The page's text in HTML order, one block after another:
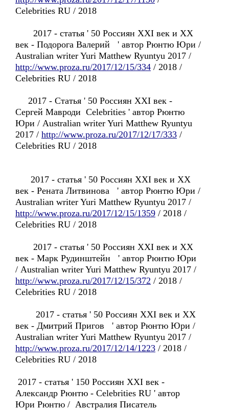
Celebrities RU / 2018
2017 - статья ' 50 Россиян XXI век и XX
век - Подорога Валерий ' автор Рюнтю Юри /
Australian writer Yuri Matthew Ryuntyu 2017 /
http://www.proza.ru/2017/12/15/334 / 2018 /
Celebrities RU / 2018
2017 - Статья ' 50 Россиян XXI век -
Сергей Мавроди Celebrities ' автор Рюнтю
Юри / Australian writer Yuri Matthew Ryuntyu
2017 / http://www.proza.ru/2017/12/17/333 /
Celebrities RU / 2018
2017 - статья ' 50 Россиян XXI век и XX
век - Рената Литвинова ' автор Рюнтю Юри /
Australian writer Yuri Matthew Ryuntyu 2017 /
http://www.proza.ru/2017/12/15/1359 / 2018 /
Celebrities RU / 2018
2017 - статья ' 50 Россиян XXI век и XX
век - Марк Рудинштейн ' автор Рюнтю Юри
/ Australian writer Yuri Matthew Ryuntyu 2017 /
http://www.proza.ru/2017/12/15/372 / 2018 /
Celebrities RU / 2018
2017 - статья ' 50 Россиян XXI век и XX
век - Дмитрий Пригов ' автор Рюнтю Юри /
Australian writer Yuri Matthew Ryuntyu 2017 /
http://www.proza.ru/2017/12/14/1223 / 2018 /
Celebrities RU / 2018
2017 - статья ' 150 Россиян XXI век -
Александр Рюнтю - Celebrities RU ' автор
Юри Рюнтю / Австралия Писатель